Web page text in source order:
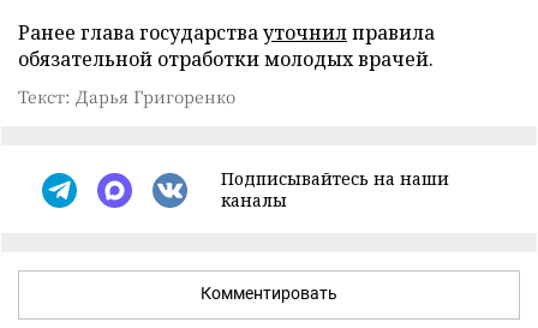
Ранее глава государствауточнилправила
обязательной отработки молодых врачей.
Текст: Дарья Григоренко
Подписывайтесь на наши
каналы
Комментировать